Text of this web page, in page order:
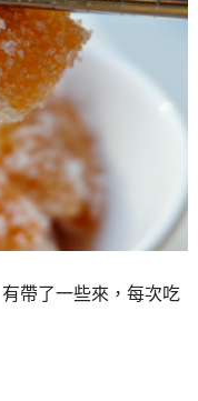
帶了一些來，每次吃